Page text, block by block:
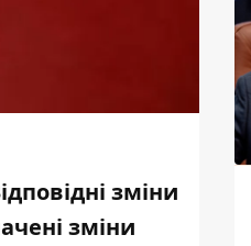
зміни
зміни